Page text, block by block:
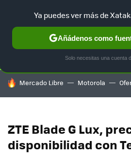
SELECCIÓN GAMING HOME
HOY SE HABLA DE
Mercado Libre Motorola
ZTE Blade G Lux,
disponibilidad con
Ya puedes ver más de
Añádenos como
Solo necesitas una cuenta